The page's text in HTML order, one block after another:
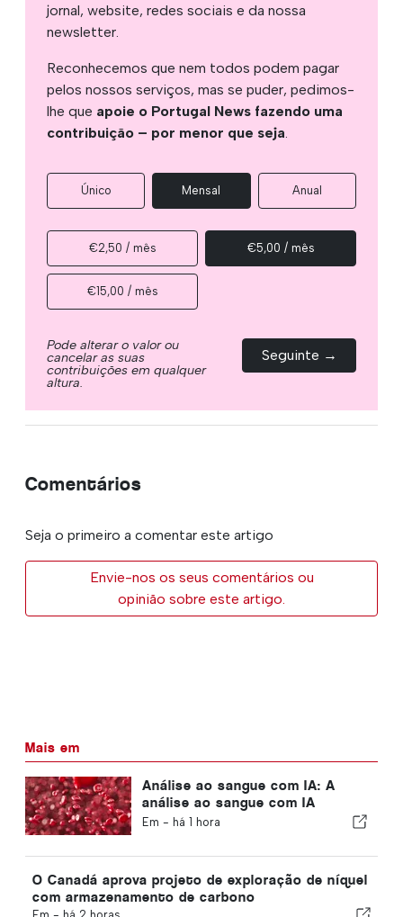
jornal, website, redes sociais e da nossa
newsletter.
Reconhecemos que nem todos podem pagar
pelos nossos serviços, mas se puder, pedimos-
lhe que apoie o Portugal News fazendo uma
contribuição – por menor que seja.
Único Mensal Anual
€2,50 / mês €5,00 / mês
€15,00 / mês
Pode alterar o valor ou
cancelar as suas
contribuições em qualquer
altura.
Seguinte →
Comentários
Seja o primeiro a comentar este artigo
Envie-nos os seus comentários ou
opinião sobre este artigo.
Mais em
Análise ao sangue com IA: A
análise ao sangue com IA
permite detetar o cancro do
Em - há 1 hora
O Canadá aprova projeto de exploração de níquel
com armazenamento de carbono